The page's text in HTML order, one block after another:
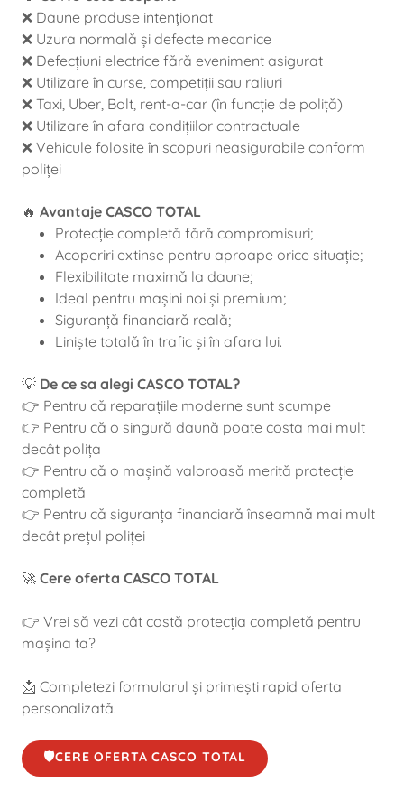
❌ Daune produse intenționat
❌ Uzura normală și defecte mecanice
❌ Defecțiuni electrice fără eveniment asigurat
❌ Utilizare în curse, competiții sau raliuri
❌ Taxi, Uber, Bolt, rent-a-car (în funcție de poliță)
❌ Utilizare în afara condițiilor contractuale
❌ Vehicule folosite în scopuri neasigurabile conform
poliței
🔥 Avantaje CASCO TOTAL
Protecție completă fără compromisuri;
Acoperiri extinse pentru aproape orice situație;
Flexibilitate maximă la daune;
Ideal pentru mașini noi și premium;
Siguranță financiară reală;
Liniște totală în trafic și în afara lui.
💡 De ce sa alegi CASCO TOTAL?
👉 Pentru că reparațiile moderne sunt scumpe
👉 Pentru că o singură daună poate costa mai mult
decât polița
👉 Pentru că o mașină valoroasă merită protecție
completă
👉 Pentru că siguranța financiară înseamnă mai mult
decât prețul poliței
🚀 Cere oferta CASCO TOTAL
👉 Vrei să vezi cât costă protecția completă pentru
mașina ta?
📩 Completezi formularul și primești rapid oferta
personalizată.
🛡️CERE OFERTA CASCO TOTAL